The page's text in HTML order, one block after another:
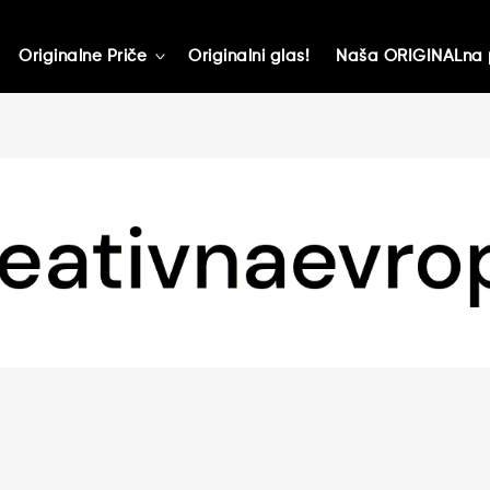
Originalne Priče toggle
Originalni glas! Naša